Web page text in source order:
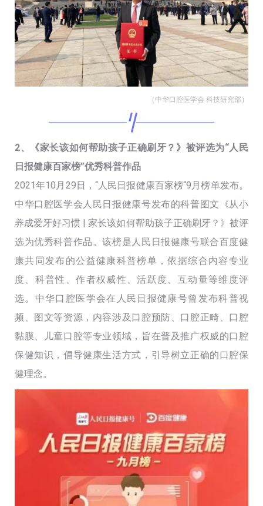
（中华口腔医学会 科技研究部）
2、《家长该如何帮助孩子正确刷牙？》被评选为“人民
日报健康百家榜”优秀科普作品
2021年10月29日，“人民日报健康百家榜“9月榜单发布。
中华口腔医学会人民日报健康号发布的科普图文《从小
养成爱牙好习惯 | 家长该如何帮助孩子正确刷牙？》被评
选为优秀科普作品。该榜是人民日报健康号联合百度健
康共同发布的公益健康科普榜单，依据综合内容专业
度、科普性、作者权威性、活跃度、互动量等维度评
选。中华口腔医学会在人民日报健康号曾发布科普视
频、图文等资源，内容涉及口腔预防、口腔正畸、口腔
黏膜、儿童口腔等专业领域，旨在普及推广权威的口腔
保健知识，倡导健康生活方式，引导树立正确的口腔保
健理念。